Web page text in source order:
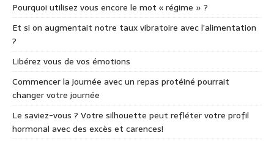
Pourquoi utilisez vous encore le mot « régime » ?
Et si on augmentait notre taux vibratoire avec l’alimentation
?
Libérez vous de vos émotions
Commencer la journée avec un repas protéiné pourrait
changer votre journée
Le saviez-vous ? Votre silhouette peut refléter votre profil
hormonal avec des excès et carences!